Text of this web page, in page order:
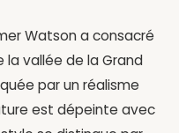
Watson a consacré
vallée de la Grand
par un réalisme
est dépeinte avec